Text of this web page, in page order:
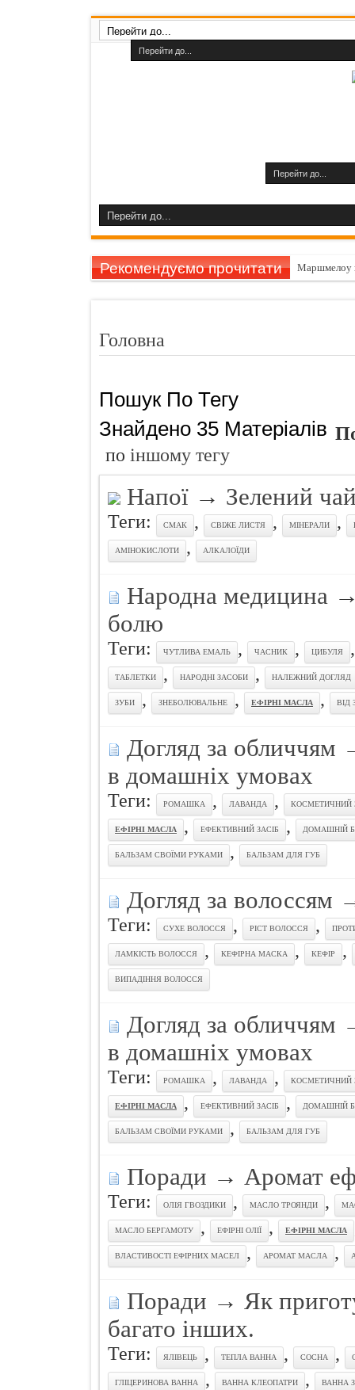
Рекомендуємо прочитати Маршмелоу
Ознаки
Кокосовий
Головна
Пошук По Тегу
Знайдено 35 Матеріалів
по іншому тегу
Напої → Зелений
Теги: СМАК , СВІЖЕ ЛИСТЯ , МІНЕРАЛИ ,
АМІНОКИСЛОТИ , АЛКАЛОЇДИ
Народна медицина
болю
Теги: ЧУТЛИВА ЕМАЛЬ , ЧАСНИК , ЦИБУЛЯ
ТАБЛЕТКИ , НАРОДНІ ЗАСОБИ , НАЛЕЖНИЙ ДОГЛЯД
ЗУБИ , ЗНЕБОЛЮВАЛЬНЕ , ЕФІРНІ МАСЛА , ВІД
Догляд за обличчям
в домашніх умовах
Теги: РОМАШКА , ЛАВАНДА , КОСМЕТИЧНИЙ
ЕФІРНІ МАСЛА , ЕФЕКТИВНИЙ ЗАСІБ , ДОМАШНІЙ
БАЛЬЗАМ СВОЇМИ РУКАМИ , БАЛЬЗАМ ДЛЯ ГУБ
Догляд за волоссям
Теги: СУХЕ ВОЛОССЯ , РІСТ ВОЛОССЯ ,
ЛАМКIСТЬ ВОЛОССЯ , КЕФІРНА МАСКА , КЕФІР ,
ВИПАДІННЯ ВОЛОССЯ
Догляд за обличчям
в домашніх умовах
Теги: РОМАШКА , ЛАВАНДА , КОСМЕТИЧНИЙ
ЕФІРНІ МАСЛА , ЕФЕКТИВНИЙ ЗАСІБ , ДОМАШНІЙ
БАЛЬЗАМ СВОЇМИ РУКАМИ , БАЛЬЗАМ ДЛЯ ГУБ
Поради → Аромат
Теги: ОЛІЯ ГВОЗДИКИ , МАСЛО ТРОЯНДИ ,
МАСЛО БЕРГАМОТУ , ЕФІРНІ ОЛІЇ , ЕФІРНІ МАСЛА
ВЛАСТИВОСТІ ЕФІРНИХ МАСЕЛ , АРОМАТ МАСЛА ,
Поради → Як
багато інших.
Теги: ЯЛІВЕЦЬ , ТЕПЛА ВАННА , СОСНА ,
ГЛІЦЕРИНОВА ВАННА , ВАННА КЛЕОПАТРИ , ВАННА